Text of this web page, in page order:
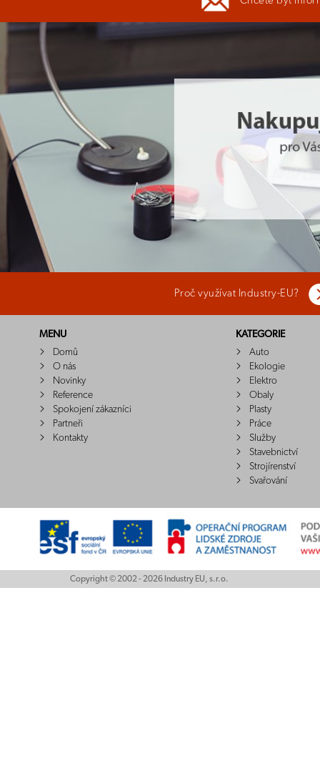
Proč využívat Industry-EU?
MENU
Domů
O nás
Novinky
Reference
Spokojení zákazníci
Partneři
Kontakty
KATEGORIE
Auto
Ekologie
Elektro
Obaly
Plasty
Práce
Služby
Stavebnictví
Strojírenství
Svařování
Copyright © 2002 - 2026 Industry EU, s.r.o.